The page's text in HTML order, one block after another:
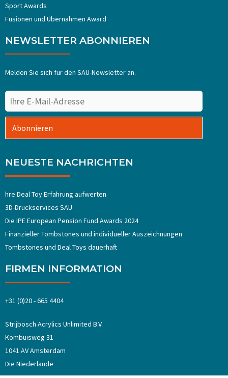
Sport Awards
Fusionen und Übernahmen Award
NEWSLETTER ABONNIEREN
Melden Sie sich für den SAU-Newsletter an.
Abonnieren
NEUESTE NACHRICHTEN
hre Deal Toy Erfahrung aufwerten
3D-Druckservices SAU
Die IPE European Pension Fund Awards 2024
Finanzieller Tombstones und individueller Auszeichnungen
Tombstones und Deal Toys dauerhaft
FIRMEN INFORMATION
+31 (0)20 - 665 4404
Strijbosch Acrylics Unlimited B.V.
Kombuisweg 31
1041 AV Amsterdam
Die Niederlande